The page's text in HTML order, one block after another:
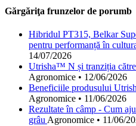
Gărgăriţa frunzelor de porumb
Hibridul PT315, Belkar
pentru performanță în
14/07/2026
Utrisha™ N și tranziția
Agronomice • 12/06/2026
Beneficiile produsului
Agronomice • 11/06/2026
Rezultate în câmp - Cum
grâuAgronomice • 11/06/